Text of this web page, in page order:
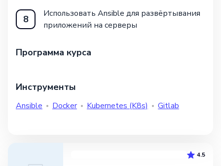
8
Использовать Ansible для развёртывания
приложений на серверы
Программа курса
Инструменты
Ansible Docker Kubernetes (K8s) Gitlab
4.5